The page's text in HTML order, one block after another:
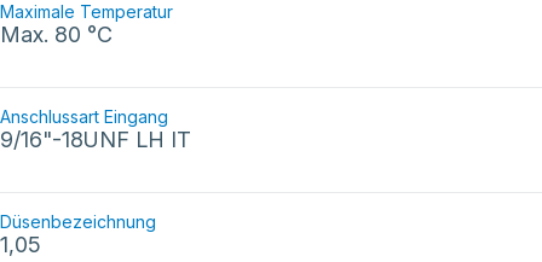
Maximale Temperatur
Max. 80 °C
Anschlussart Eingang
9/16"-18UNF LH IT
Düsenbezeichnung
1,05